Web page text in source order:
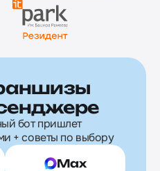
бот пришлет
+ советы по выбору
Max